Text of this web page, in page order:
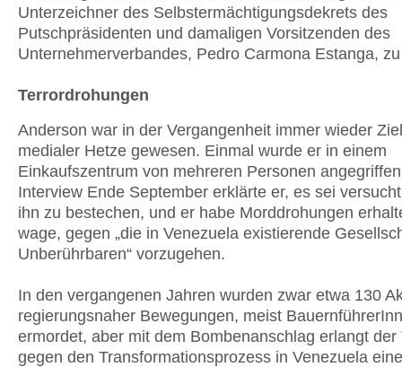
Unterzeichner des Selbstermächtigungsdekrets des
Putschpräsidenten und damaligen Vorsitzenden des
Unternehmerverbandes, Pedro Carmona Estanga,
Terrordrohungen
Anderson war in der Vergangenheit immer wieder
medialer Hetze gewesen. Einmal wurde er in einem
Einkaufszentrum von mehreren Personen
Interview Ende September erklärte er, es sei
ihn zu bestechen, und er habe Morddrohungen
wage, gegen „die in Venezuela existierende
Unberührbaren“ vorzugehen.
In den vergangenen Jahren wurden zwar etwa 130
regierungsnaher Bewegungen, meist
ermordet, aber mit dem Bombenanschlag erlangt der
gegen den Transformationsprozess in Venezuela